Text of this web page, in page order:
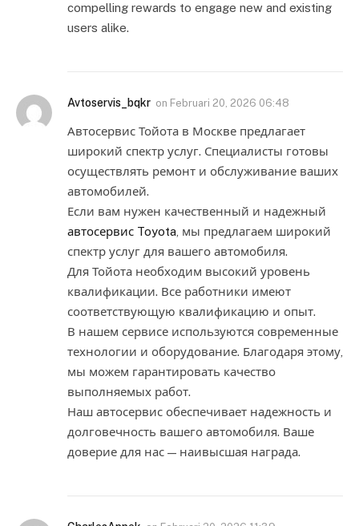
compelling rewards to engage new and existing
users alike.
Avtoservis_bqkr on Februari 20, 2026 06:48
Автосервис Тойота в Москве предлагает
широкий спектр услуг. Специалисты готовы
осуществлять ремонт и обслуживание ваших
автомобилей.
Если вам нужен качественный и надежный
автосервис Toyota, мы предлагаем широкий
спектр услуг для вашего автомобиля.
Для Тойота необходим высокий уровень
квалификации. Все работники имеют
соответствующую квалификацию и опыт.
В нашем сервисе используются современные
технологии и оборудование. Благодаря этому,
мы можем гарантировать качество
выполняемых работ.
Наш автосервис обеспечивает надежность и
долговечность вашего автомобиля. Ваше
доверие для нас — наивысшая награда.